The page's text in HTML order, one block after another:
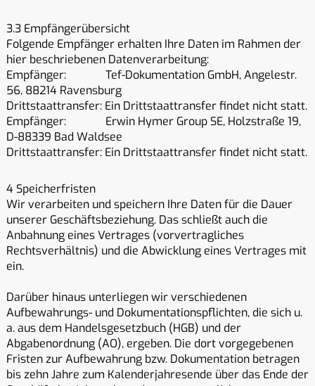
3.3 Empfängerübersicht
Folgende Empfänger erhalten Ihre Daten im Rahmen der
hier beschriebenen Datenverarbeitung:
Empfänger: Tef-Dokumentation GmbH, Angelestr.
56, 88214 Ravensburg
Drittstaattransfer: Ein Drittstaattransfer findet nicht statt.
Empfänger: Erwin Hymer Group SE, Holzstraße 19,
D-88339 Bad Waldsee
Drittstaattransfer: Ein Drittstaattransfer findet nicht statt.
4 Speicherfristen
Wir verarbeiten und speichern Ihre Daten für die Dauer
unserer Geschäftsbeziehung. Das schließt auch die
Anbahnung eines Vertrages (vorvertragliches
Rechtsverhältnis) und die Abwicklung eines Vertrages mit
ein.
Darüber hinaus unterliegen wir verschiedenen
Aufbewahrungs- und Dokumentationspflichten, die sich u.
a. aus dem Handelsgesetzbuch (HGB) und der
Abgabenordnung (AO), ergeben. Die dort vorgegebenen
Fristen zur Aufbewahrung bzw. Dokumentation betragen
bis zehn Jahre zum Kalenderjahresende über das Ende der